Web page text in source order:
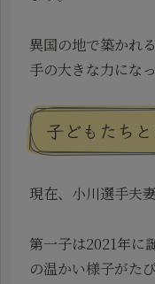
異国の地で築かれ
手の大きな力にな
子どもたち
現在、小川選手夫
第一子は2021年に
の温かい様子がた